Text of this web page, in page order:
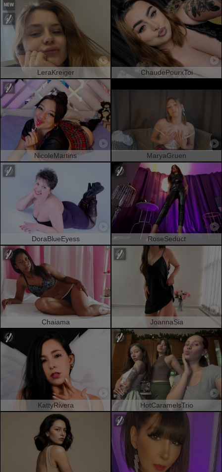
LeraKreiger ChaudePourxToi
NicoleMartins MaryaGruen
DoraBlueEyess RoseSeduct
Chaiama JoannaSia
KattyRivera HotCaramelsTrio